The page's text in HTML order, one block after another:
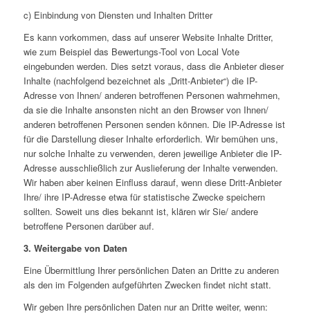
c) Einbindung von Diensten und Inhalten Dritter
Es kann vorkommen, dass auf unserer Website Inhalte Dritter,
wie zum Beispiel das Bewertungs-Tool von Local Vote
eingebunden werden. Dies setzt voraus, dass die Anbieter dieser
Inhalte (nachfolgend bezeichnet als „Dritt-Anbieter“) die IP-
Adresse von Ihnen/ anderen betroffenen Personen wahrnehmen,
da sie die Inhalte ansonsten nicht an den Browser von Ihnen/
anderen betroffenen Personen senden können. Die IP-Adresse ist
für die Darstellung dieser Inhalte erforderlich. Wir bemühen uns,
nur solche Inhalte zu verwenden, deren jeweilige Anbieter die IP-
Adresse ausschließlich zur Auslieferung der Inhalte verwenden.
Wir haben aber keinen Einfluss darauf, wenn diese Dritt-Anbieter
Ihre/ ihre IP-Adresse etwa für statistische Zwecke speichern
sollten. Soweit uns dies bekannt ist, klären wir Sie/ andere
betroffene Personen darüber auf.
3. Weitergabe von Daten
Eine Übermittlung Ihrer persönlichen Daten an Dritte zu anderen
als den im Folgenden aufgeführten Zwecken findet nicht statt.
Wir geben Ihre persönlichen Daten nur an Dritte weiter, wenn: